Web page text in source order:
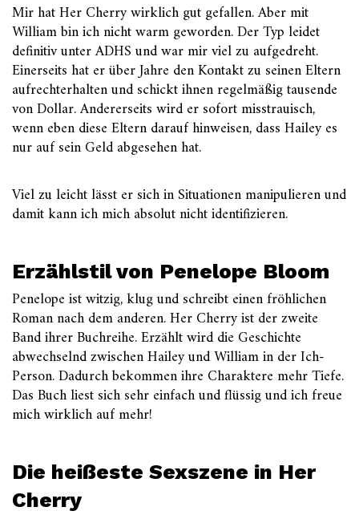
Mir hat Her Cherry wirklich gut gefallen. Aber mit
William bin ich nicht warm geworden. Der Typ leidet
definitiv unter ADHS und war mir viel zu aufgedreht.
Einerseits hat er über Jahre den Kontakt zu seinen Eltern
aufrechterhalten und schickt ihnen regelmäßig tausende
von Dollar. Andererseits wird er sofort misstrauisch,
wenn eben diese Eltern darauf hinweisen, dass Hailey es
nur auf sein Geld abgesehen hat.
Viel zu leicht lässt er sich in Situationen manipulieren und
damit kann ich mich absolut nicht identifizieren.
Erzählstil von Penelope Bloom
Penelope ist witzig, klug und schreibt einen fröhlichen
Roman nach dem anderen. Her Cherry ist der zweite
Band ihrer Buchreihe. Erzählt wird die Geschichte
abwechselnd zwischen Hailey und William in der Ich-
Person. Dadurch bekommen ihre Charaktere mehr Tiefe.
Das Buch liest sich sehr einfach und flüssig und ich freue
mich wirklich auf mehr!
Die heißeste Sexszene in Her
Cherry